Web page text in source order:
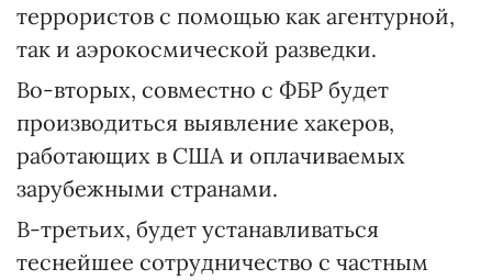
террористов с помощью как агентурной,
так и аэрокосмической разведки.
Во-вторых, совместно с ФБР будет
производиться выявление хакеров,
работающих в США и оплачиваемых
зарубежными странами.
В-третьих, будет устанавливаться
теснейшее сотрудничество с частным